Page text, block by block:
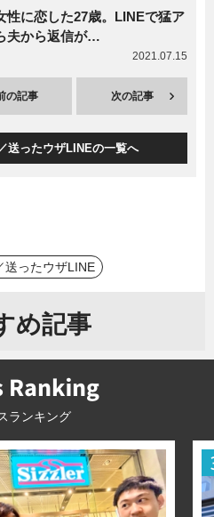
性に恋した27歳。LINEで猛ア
夫から返信が…
2021.07.15
の記事 次の記事
送ったウザLINEの一覧へ
送ったウザLINE
め記事
ランキング